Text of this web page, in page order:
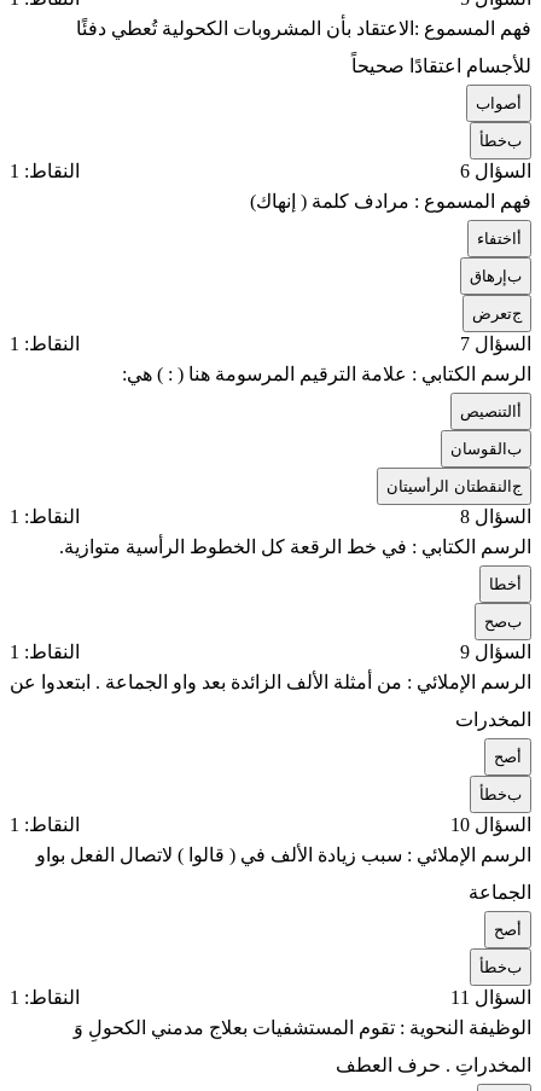
فهم المسموع :الاعتقاد بأن المشروبات الكحولية تُعطي دفئًا
للأجسام اعتقادًا صحيحاً
صواب
بخطأ
السؤال 6
النقاط: 1
فهم المسموع : مرادف كلمة ( إنهاك)
اختفاء
بإرهاق
جتعرض
السؤال 7
النقاط: 1
الرسم الكتابي : علامة الترقيم المرسومة هنا ( : ) هي:
التنصيص
بالقوسان
جالنقطتان الرأسيتان
السؤال 8
النقاط: 1
الرسم الكتابي : في خط الرقعة كل الخطوط الرأسية متوازية.
خطا
بصح
السؤال 9
النقاط: 1
الرسم الإملائي : من أمثلة الألف الزائدة بعد واو الجماعة . ابتعدوا عن
المخدرات
صح
بخطأ
السؤال 10
النقاط: 1
الرسم الإملائي : سبب زيادة الألف في ( قالوا ) لاتصال الفعل بواو
الجماعة
صح
بخطأ
السؤال 11
النقاط: 1
الوظيفة النحوية : تقوم المستشفيات بعلاج مدمني الكحولِ وَ
المخدراتِ . حرف العطف